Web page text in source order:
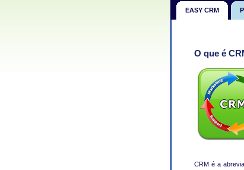
EASY CRM
O que é
CRM é a